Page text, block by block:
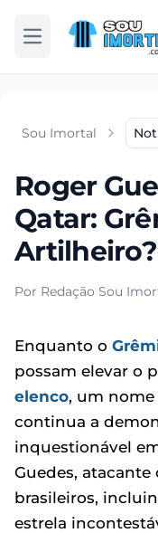
Abrir menu
Sou Imortal
Roger
Qatar:
Artilheiro?
Por Redação Sou
Enquanto o
possam elevar o
elenco, um
continua a
inquestionável
Guedes,
brasileiros,
estrela